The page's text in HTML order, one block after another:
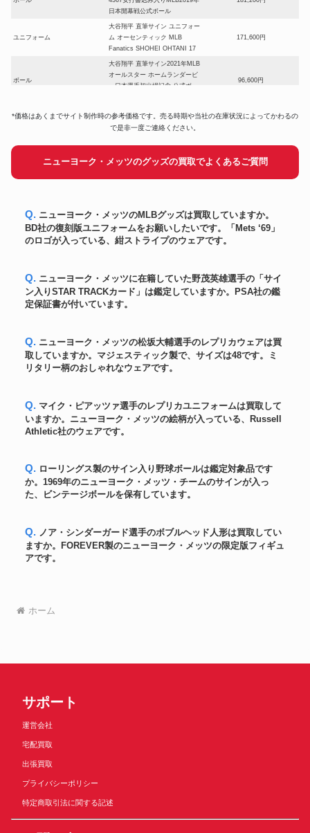
日本開幕戦公式ボール
ユニフォーム
大谷翔平 直筆サイン ユニフォー
ム オーセンティック MLB
Fanatics SHOHEI OHTANI 17
171,600円
ボール
大谷翔平 直筆サイン2021年MLB
オールスター ホームランダービ
ー日本選手初出場記念 公式ボー
96,600円
カード
BBM 2023 ICONS SAMURAI
山本由伸 直筆サイン
41,000円
WAY All STAR」書込み公式ボー
オーセンティック！大谷翔平
2022年MLBオールスター・ユニ
フォーム ナイキ社製
ユニフォーム
秋山翔吾2021年MLBシンシナテ
ィ レッズREDS
61,080円
WAY All STAR」書込みオーセン
ティック・ユニフォーム
ユニフォーム
ダルビッシュ有 2014年実使用
ホームジャージ
直筆サイン！「23 WBC MVP」
書込み入り 公式ボール
MLB機構証明 & 7回無失点勝利
投手試合 C.カーショー
ボール
大谷翔平 筒香嘉智 MLB初対決
143キロ計測 実使用球実投球
144,600円
バット
大谷翔平直筆サイン
『21ALMVP』入り2021年選手支
カード
野茂英雄【MLB 2003 Leaf
Certified】Mirror Emerald Auto
112,200円
カード
SHOTIME 直筆サイン2018
210,000円
ユニフォーム
ネームプレート
グローブ
ボール
大谷翔平直筆サイン 2022年MLB
史上初！二刀流 投打規定数達成
*価格はあくまでサイト制作時の参考価格です。売る時期や当社の在庫状況によってかわるの
で是非一度ご連絡ください。
ニューヨーク・メッツのグッズの買取でよくあるご質問
Q. ニューヨーク・メッツのMLBグッズは買取していますか。
BD社の復刻版ユニフォームをお願いしたいです。「Mets ‘69」
のロゴが入っている、紺ストライプのウェアです。
Q. ニューヨーク・メッツに在籍していた野茂英雄選手の「サイ
ン入りSTAR TRACKカード」は鑑定していますか。PSA社の鑑
定保証書が付いています。
Q. ニューヨーク・メッツの松坂大輔選手のレプリカウェアは買
取していますか。マジェスティック製で、サイズは48です。ミ
リタリー柄のおしゃれなウェアです。
Q. マイク・ピアッツァ選手のレプリカユニフォームは買取して
いますか。ニューヨーク・メッツの絵柄が入っている、Russell
Athletic社のウェアです。
Q. ローリングス製のサイン入り野球ボールは鑑定対象品です
か。1969年のニューヨーク・メッツ・チームのサインが入っ
た、ビンテージボールを保有しています。
Q. ノア・シンダーガード選手のボブルヘッド人形は買取してい
ますか。FOREVER製のニューヨーク・メッツの限定版フィギュ
アです。
ホーム
サポート
運営会社
宅配買取
出張買取
プライバシーポリシー
特定商取引法に関する記述